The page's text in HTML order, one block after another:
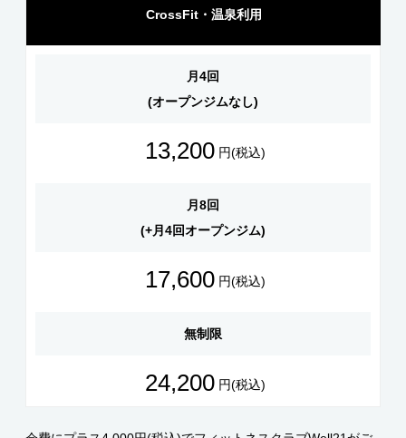
CrossFit・温泉利用
月4回
(オープンジムなし)
13,200 円(税込)
月8回
(+月4回オープンジム)
17,600 円(税込)
無制限
24,200 円(税込)